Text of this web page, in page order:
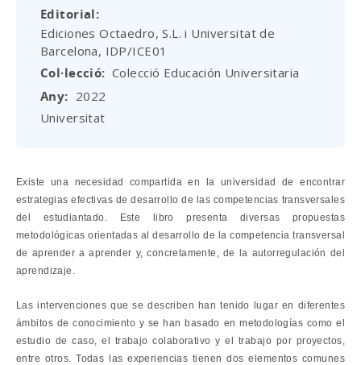
Editorial
Ediciones Octaedro, S.L. i Universitat de
Barcelona, IDP/ICE01
Col·lecció Colecció Educación Universitaria
Any
2022
Universitat
Existe una necesidad compartida en la universidad de encontrar
estrategias efectivas de desarrollo de las competencias transversales
del estudiantado. Este libro presenta diversas propuestas
metodológicas orientadas al desarrollo de la competencia transversal
de aprender a aprender y, concretamente, de la autorregulación del
aprendizaje.
Las intervenciones que se describen han tenido lugar en diferentes
ámbitos de conocimiento y se han basado en metodologías como el
estudio de caso, el trabajo colaborativo y el trabajo por proyectos,
entre otros. Todas las experiencias tienen dos elementos comunes